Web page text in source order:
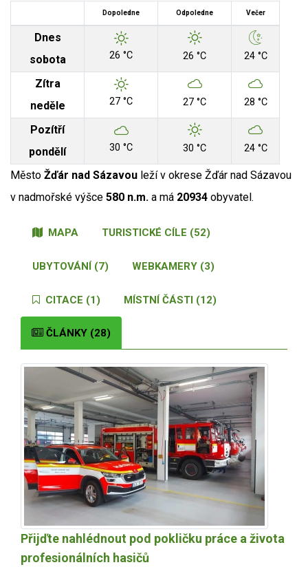
Dopoledne Odpoledne Večer
Dnes
sobota
26 °C 26 °C 24 °C
Zítra
neděle
27 °C 27 °C 28 °C
Pozítří
pondělí
30 °C 30 °C 24 °C
Město Žďár nad Sázavou leží v okrese Žďár nad Sázavou
v nadmořské výšce 580 n.m. a má 20934 obyvatel.
MAPA TURISTICKÉ CÍLE (52)
UBYTOVÁNÍ (7) WEBKAMERY (3)
CITACE (1) MÍSTNÍ ČÁSTI (12)
ČLÁNKY (28)
Přijďte nahlédnout pod pokličku práce a života
profesionálních hasičů